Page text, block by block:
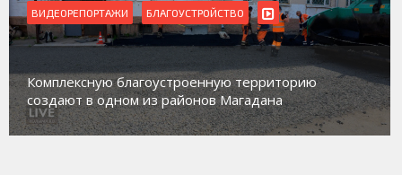
ВИДЕОРЕПОРТАЖИ
Магадан присоединился к пилотному проекту по
работе с несовершеннолетними из групп
социального риска «Переправа»